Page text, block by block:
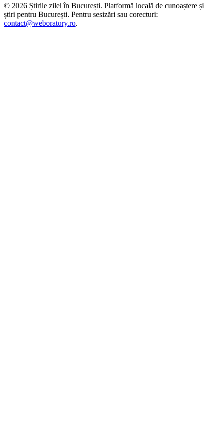
© 2026 Știrile zilei în București. Platformă locală de cunoaștere și
știri pentru București. Pentru sesizări sau corecturi:
contact@weboratory.ro.